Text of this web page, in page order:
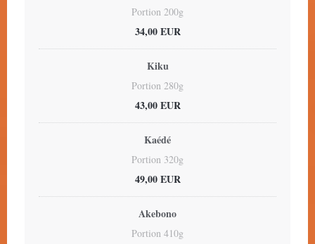
Portion 200g
34,00 EUR
Kiku
Portion 280g
43,00 EUR
Kaédé
Portion 320g
49,00 EUR
Akebono
Portion 410g